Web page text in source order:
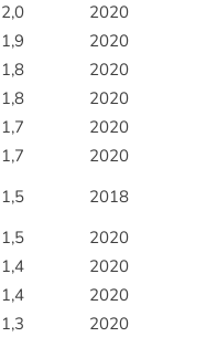
2,0
2020
1,9
2020
1,8
2020
1,8
2020
1,7
2020
1,7
2020
1,5
2018
1,5
2020
1,4
2020
1,4
2020
1,3
2020